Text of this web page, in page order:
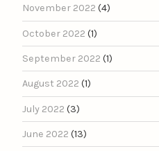
November 2022 (4)
October 2022 (1)
September 2022 (1)
August 2022 (1)
July 2022 (3)
June 2022 (13)